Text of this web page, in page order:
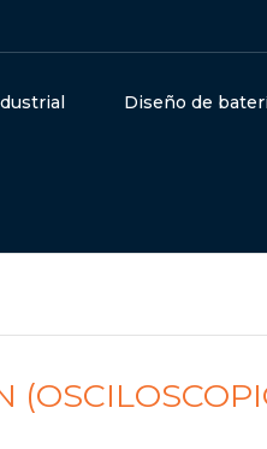
Diseño de